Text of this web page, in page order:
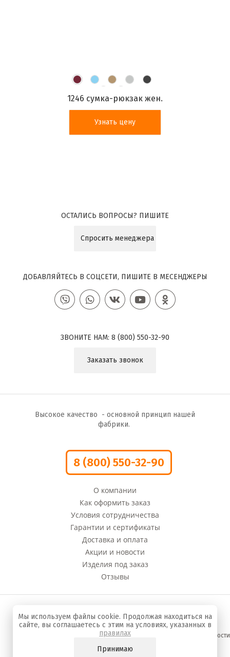
1246 сумка-рюкзак жен.
Узнать цену
ОСТАЛИСЬ ВОПРОСЫ? ПИШИТЕ
Спросить менеджера
ДОБАВЛЯЙТЕСЬ В СОЦСЕТИ, ПИШИТЕ В МЕСЕНДЖЕРЫ
ЗВОНИТЕ НАМ: 8 (800) 550-32-90
Заказать звонок
Высокое качество - основной принцип нашей
фабрики.
8 (800) 550-32-90
О компании
Как оформить заказ
Условия сотрудничества
Гарантии и сертификаты
Доставка и оплата
Акции и новости
Изделия под заказ
Отзывы
сумок и кожгалантереи
Политика конфиденциальности
Мы используем файлы cookie. Продолжая находиться на
сайте, вы соглашаетесь с этим на условиях, указанных в
правилах
Принимаю